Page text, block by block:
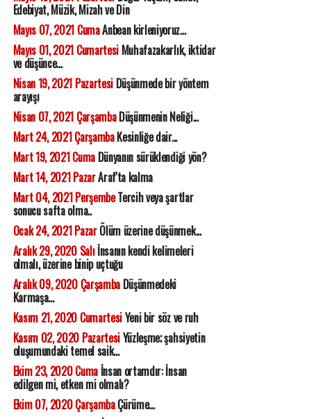
Edebiyat, Müzik, Mizah ve Din
Mayıs 07, 2021 CumaAnbean kirleniyoruz...
Mayıs 01, 2021 CumartesiMuhafazakarlık, iktidar
ve düşünce...
Nisan 19, 2021 PazartesiDüşünmede bir yöntem
arayışı
Nisan 07, 2021 ÇarşambaDüşünmenin Neliği...
Mart 24, 2021 ÇarşambaKesinliğe dair...
Mart 19, 2021 CumaDünyanın sürüklendiği yön?
Mart 14, 2021 PazarAraf'ta kalma
Mart 04, 2021 PerşembeTercih veya şartlar
sonucu safta olma..
Ocak 24, 2021 PazarÖlüm üzerine düşünmek...
Aralık 29, 2020 Salıİnsanın kendi kelimeleri
olmalı, üzerine binip uçtuğu
Aralık 09, 2020 ÇarşambaDüşünmedeki
Karmaşa...
Kasım 21, 2020 CumartesiYeni bir söz ve ruh
Kasım 02, 2020 PazartesiYüzleşme; şahsiyetin
oluşumundaki temel saik...
Ekim 23, 2020 Cumaİnsan ortamdır: İnsan
edilgen mi, etken mi olmalı?
Ekim 07, 2020 ÇarşambaÇürüme...